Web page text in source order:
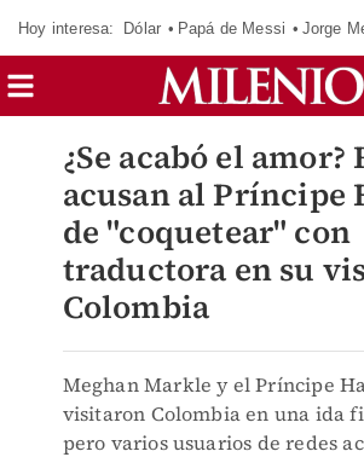
Hoy interesa: Dólar Papá de Messi Jorge
¿Se acabó el amor?
acusan al Príncipe
de "coquetear" con
traductora en su
Colombia
Meghan Markle y el Príncipe
visitaron Colombia en una ida
pero varios usuarios de redes